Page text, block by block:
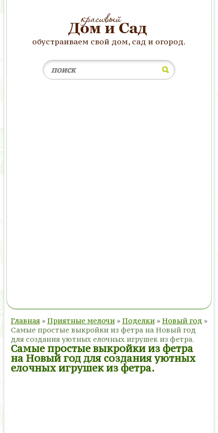
обустраиваем свой дом, сад и огород.
Главная » Приятные мелочи » Поделки » Новый год »
Самые простые выкройки из фетра на Новый год
для создания уютных елочных игрушек из фетра.
Самые простые выкройки из фетра
на Новый год для создания уютных
елочных игрушек из фетра.